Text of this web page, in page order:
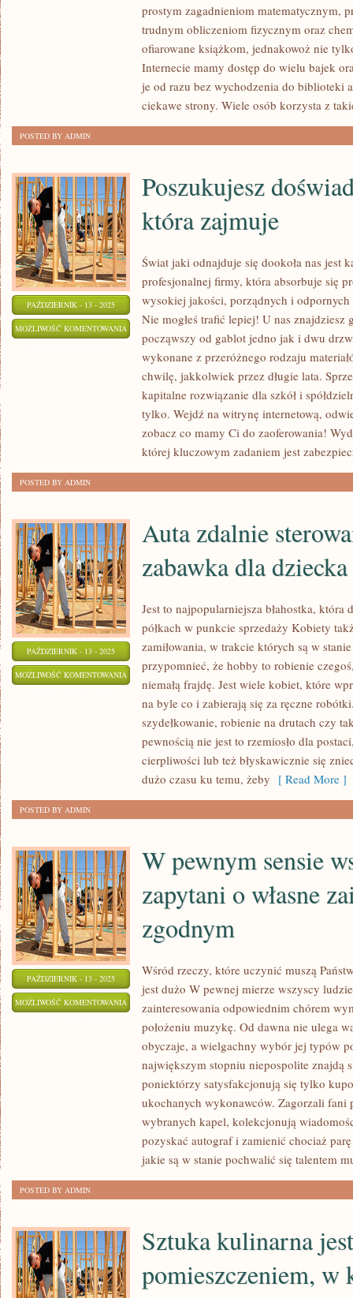
JESTEŚMY
BEZUSTANNYM
BIEGU
KWESTIAMI
prostym zagadnieniom matematycznym,
trudnym obliczeniom fizycznym oraz
ofiarowane książkom, jednakowoż nie
Internecie mamy dostęp do wielu bajek
je od razu bez wychodzenia do biblioteki
ciekawe strony. Wiele osób korzysta z
POSTED BY ADMIN
PAŹDZIERNIK - 13 - 2025
MOŻLIWOŚĆ KOMENTOWANIA POSZUKUJESZ
DOŚWIADCZONEJ
FIRMY,
Poszukujesz
która zajmuje
Świat jaki odnajduje się dookoła nas jest
profesjonalnej firmy, która absorbuje się
wysokiej jakości, porządnych i
Nie mogłeś trafić lepiej! U nas
począwszy od gablot jedno jak i dwu
wykonane z przeróżnego rodzaju
chwilę, jakkolwiek przez długie lata.
kapitalne rozwiązanie dla szkół i
tylko. Wejdź na witrynę internetową,
zobacz co mamy Ci do zaoferowania!
której kluczowym zadaniem jest
POSTED BY ADMIN
PAŹDZIERNIK - 13 - 2025
MOŻLIWOŚĆ KOMENTOWANIA AUTA
STEROWANE
Auta zdalnie
zabawka dla dziecka
Jest to najpopularniejsza błahostka, która
półkach w punkcie sprzedaży Kobiety
zamiłowania, w trakcie których są w
przypomnieć, że hobby to robienie
niemałą frajdę. Jest wiele kobiet, które
na byle co i zabierają się za ręczne
szydełkowanie, robienie na drutach czy
pewnością nie jest to rzemiosło dla
cierpliwości lub też błyskawicznie się
dużo czasu ku temu, żeby [ Read More ]
POSTED BY ADMIN
PAŹDZIERNIK - 13 - 2025
MOŻLIWOŚĆ KOMENTOWANIA
PEWNYM
SENSIE
WSZYSCY
LUDZIE
ZAPYTANI
WŁASNE
ZAINTERESOWANIA
ZGODNYM
W pewnym sensie
zapytani o własne
zgodnym
Wśród rzeczy, które uczynić muszą
jest dużo W pewnej mierze wszyscy
zainteresowania odpowiednim chórem
położeniu muzykę. Od dawna nie ulega
obyczaje, a wielgachny wybór jej typów
największym stopniu niepospolite znajdą
poniektórzy satysfakcjonują się tylko
ukochanych wykonawców. Zagorzali fani
wybranych kapel, kolekcjonują
pozyskać autograf i zamienić chociaż
jakie są w stanie pochwalić się talentem
POSTED BY ADMIN
Sztuka kulinarna jest
pomieszczeniem, w